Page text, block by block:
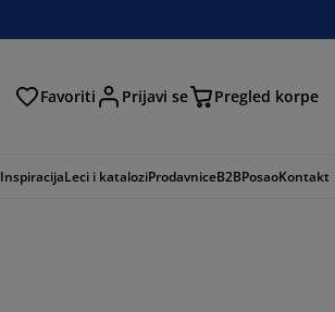
Favoriti Prijavi se Pregled korpe
InspiracijaLeci i kataloziProdavniceB2BPosaoKontakt